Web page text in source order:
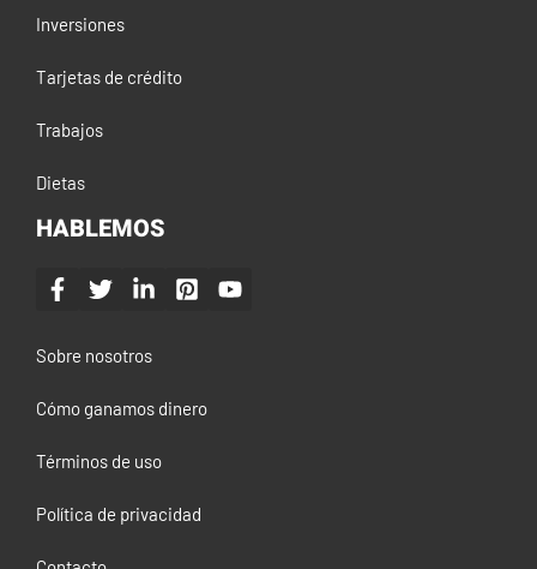
Inversiones
Tarjetas de crédito
Trabajos
Dietas
HABLEMOS
Sobre nosotros
Cómo ganamos dinero
Términos de uso
Política de privacidad